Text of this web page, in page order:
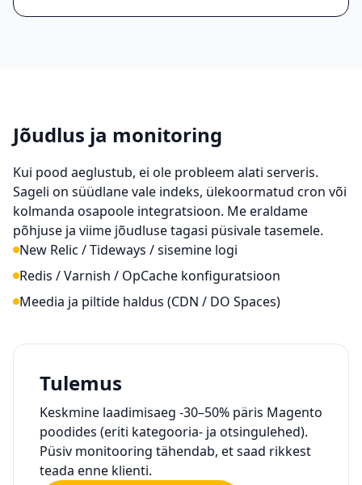
Jõudlus ja monitoring
Kui pood aeglustub, ei ole probleem alati serveris.
Sageli on süüdlane vale indeks, ülekoormatud cron või
kolmanda osapoole integratsioon. Me eraldame
põhjuse ja viime jõudluse tagasi püsivale tasemele.
New Relic / Tideways / sisemine logi
Redis / Varnish / OpCache konfiguratsioon
Meedia ja piltide haldus (CDN / DO Spaces)
Tulemus
Keskmine laadimisaeg -30–50% päris Magento
poodides (eriti kategooria- ja otsingulehed).
Püsiv monitooring tähendab, et saad rikkest
teada enne klienti.